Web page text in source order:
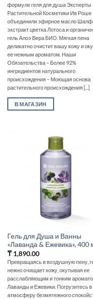
формуле геля для душа Эксперты
Растительной Косметики Ив Роше
объединили эфирное масло
экстракт цветка Лотоса и
гель Алоэ Вера БИО. Мягкая пена
деликатно очистит вашу кожу и
ее нежным ароматом. Наши
Обязательства – Более 92%
ингредиентов натурального
происхождения – Моющая основа
растительного происхождения [...]
В МАГАЗИН
Гель для Душа и Ванны
«Лаванда & Ежевика», 400
₸1,890.00
Превращаясь в воздушную пену,
нежно очищает кожу, окутывая ее
расслабляющим и тонким
Лаванды и Ежевики. Погрузитесь в
атмосферу безмятежного